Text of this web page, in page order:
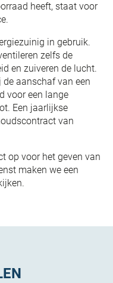
heeft, staat voor
in gebruik.
zelfs de
en zuiveren de lucht.
de aanschaf van een
voor een lange
Een jaarlijkse
van
op voor het geven van
maken we een